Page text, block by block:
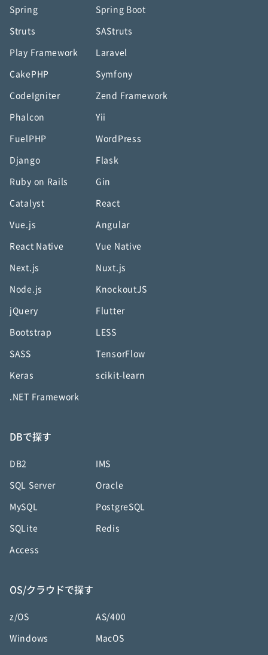
Spring Spring Boot
Struts SAStruts
Play Framework Laravel
CakePHP Symfony
CodeIgniter Zend Framework
Phalcon Yii
FuelPHP WordPress
Django Flask
Ruby on Rails Gin
Catalyst React
Vue.js Angular
React Native Vue Native
Next.js Nuxt.js
Node.js KnockoutJS
jQuery Flutter
Bootstrap LESS
SASS TensorFlow
Keras scikit-learn
.NET Framework
DBで探す
DB2 IMS
SQL Server Oracle
MySQL PostgreSQL
SQLite Redis
Access
OS/クラウドで探す
z/OS AS/400
Windows MacOS